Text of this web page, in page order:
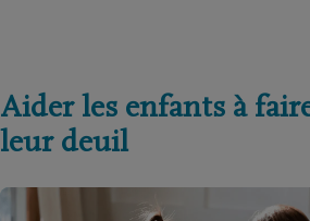
Aider les enfants à
leur deuil